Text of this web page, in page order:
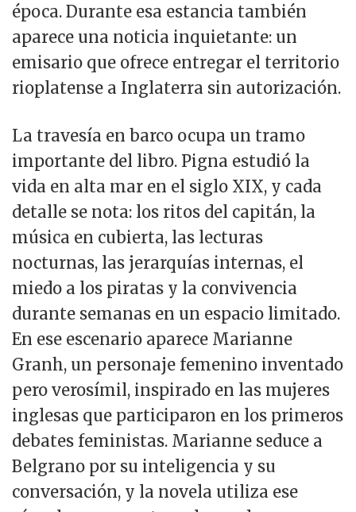
época. Durante esa estancia también
aparece una noticia inquietante: un
emisario que ofrece entregar el territorio
rioplatense a Inglaterra sin autorización.
La travesía en barco ocupa un tramo
importante del libro. Pigna estudió la
vida en alta mar en el siglo XIX, y cada
detalle se nota: los ritos del capitán, la
música en cubierta, las lecturas
nocturnas, las jerarquías internas, el
miedo a los piratas y la convivencia
durante semanas en un espacio limitado.
En ese escenario aparece Marianne
Granh, un personaje femenino inventado
pero verosímil, inspirado en las mujeres
inglesas que participaron en los primeros
debates feministas. Marianne seduce a
Belgrano por su inteligencia y su
conversación, y la novela utiliza ese